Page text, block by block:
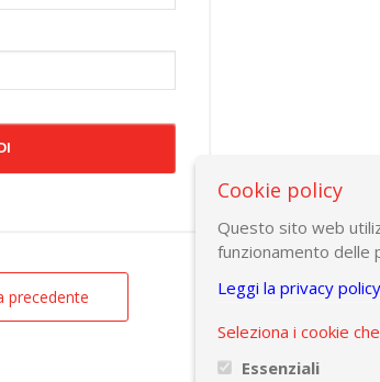
precedente
Cookie policy
Questo sito web
funzionamento delle
Leggi la privacy policy
Seleziona i cookie
Essenziali